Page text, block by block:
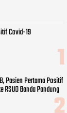
Covid-19
Pasien Pertama Positif
Banda Pandung